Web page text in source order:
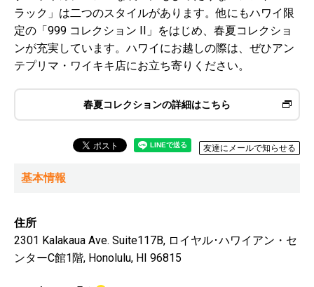
ラック」は二つのスタイルがあります。他にもハワイ限
定の「999 コレクション II」をはじめ、春夏コレクショ
ンが充実しています。ハワイにお越しの際は、ぜひアン
テプリマ・ワイキキ店にお立ち寄りください。
春夏コレクションの詳細はこちら
友達にメールで知らせる
基本情報
住所
2301 Kalakaua Ave. Suite117B, ロイヤル･ハワイアン・セ
ンターC館1階, Honolulu, HI 96815